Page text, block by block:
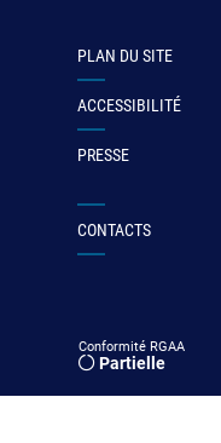
PLAN DU SITE
ACCESSIBILITÉ
PRESSE
CONTACTS
Conformité RGAA
Partielle